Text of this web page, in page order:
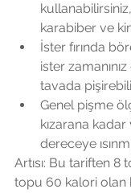
karabiber ve
İster fırında
ister
tavada
Genel pişme
kızarana kadar
dereceye
Artısı: Bu tariften 8
topu 60 kalori